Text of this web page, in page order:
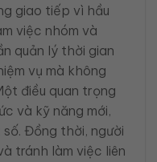
giao tiếp vì hầu
việc nhóm và
quản lý thời gian
vụ mà không
điều quan trọng
và kỹ năng mới,
Đồng thời, người
tránh làm việc liên